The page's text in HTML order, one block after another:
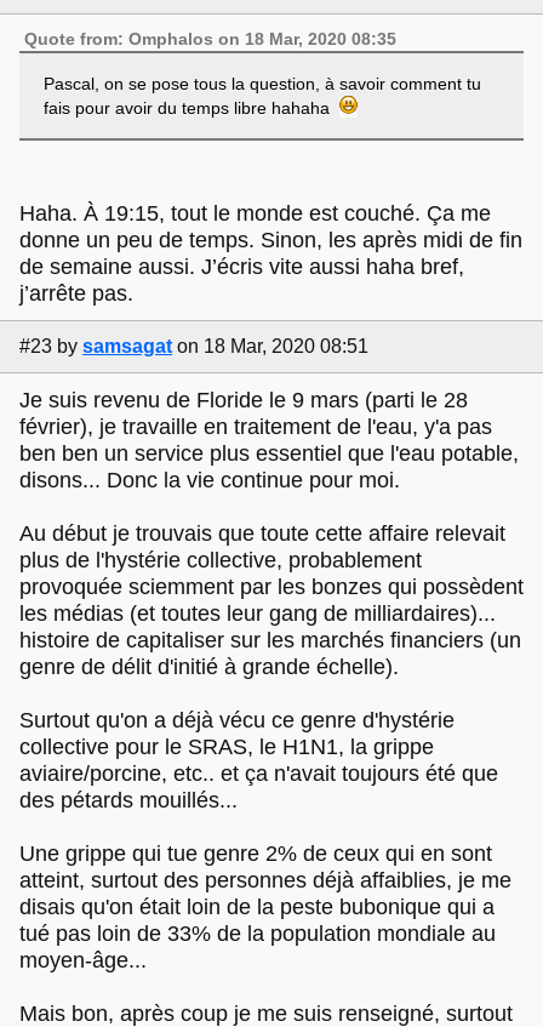
Quote from: Omphalos on 18 Mar, 2020 08:35
Pascal, on se pose tous la question, à savoir comment tu
fais pour avoir du temps libre hahaha
Haha. À 19:15, tout le monde est couché. Ça me
donne un peu de temps. Sinon, les après midi de fin
de semaine aussi. J’écris vite aussi haha bref,
j’arrête pas.
#23 by samsagat on 18 Mar, 2020 08:51
Je suis revenu de Floride le 9 mars (parti le 28
février), je travaille en traitement de l'eau, y'a pas
ben ben un service plus essentiel que l'eau potable,
disons... Donc la vie continue pour moi.
Au début je trouvais que toute cette affaire relevait
plus de l'hystérie collective, probablement
provoquée sciemment par les bonzes qui possèdent
les médias (et toutes leur gang de milliardaires)...
histoire de capitaliser sur les marchés financiers (un
genre de délit d'initié à grande échelle).
Surtout qu'on a déjà vécu ce genre d'hystérie
collective pour le SRAS, le H1N1, la grippe
aviaire/porcine, etc.. et ça n'avait toujours été que
des pétards mouillés...
Une grippe qui tue genre 2% de ceux qui en sont
atteint, surtout des personnes déjà affaiblies, je me
disais qu'on était loin de la peste bubonique qui a
tué pas loin de 33% de la population mondiale au
moyen-âge...
Mais bon, après coup je me suis renseigné, surtout